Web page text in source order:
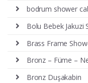
bodrum shower
Bolu Bebek Jakuzi
Brass Frame
Bronz – Füme –
Bronz Duşakabin